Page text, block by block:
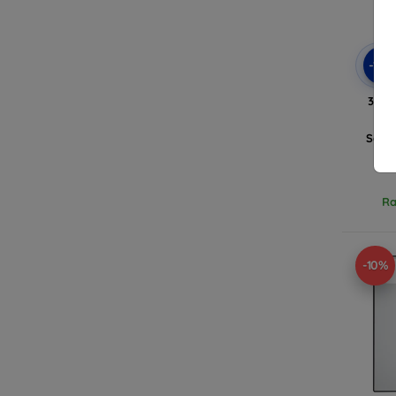
-10%
3mk
-10%